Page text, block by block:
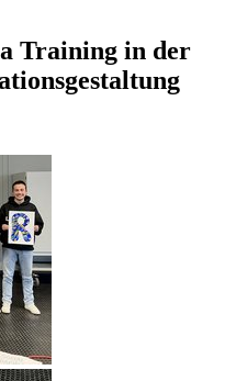
Training in der